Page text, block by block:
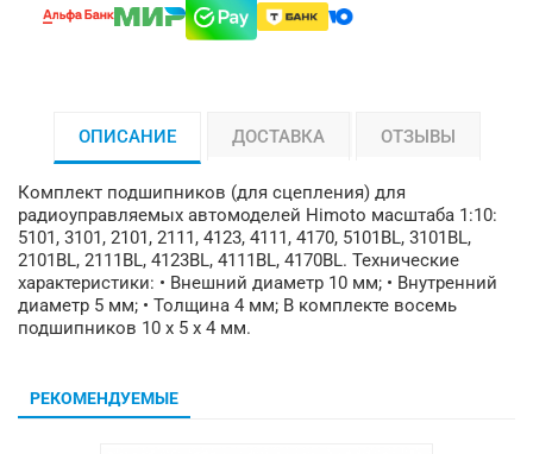
ОПИСАНИЕ ДОСТАВКА ОТЗЫВЫ
Комплект подшипников (для сцепления) для
радиоуправляемых автомоделей Himoto масштаба 1:10:
5101, 3101, 2101, 2111, 4123, 4111, 4170, 5101BL, 3101BL,
2101BL, 2111BL, 4123BL, 4111BL, 4170BL. Технические
характеристики: • Внешний диаметр 10 мм; • Внутренний
диаметр 5 мм; • Толщина 4 мм; В комплекте восемь
подшипников 10 x 5 x 4 мм.
РЕКОМЕНДУЕМЫЕ